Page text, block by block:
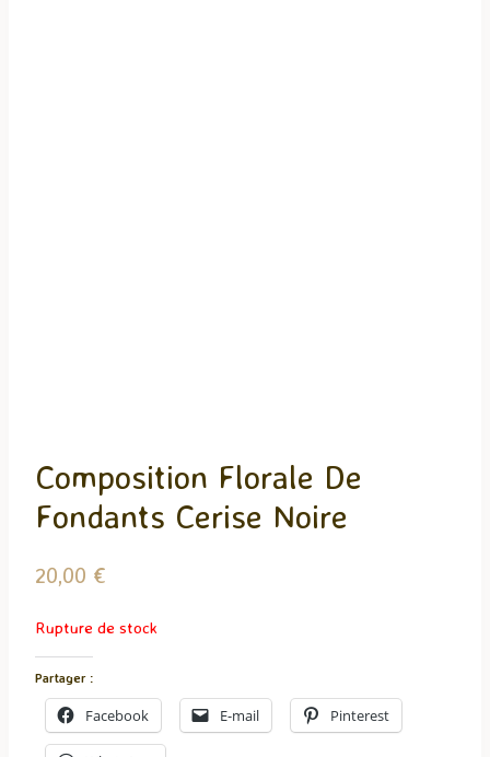
Composition Florale De
Fondants Cerise Noire
20,00 €
Rupture de stock
Partager :
Facebook E-mail Pinterest